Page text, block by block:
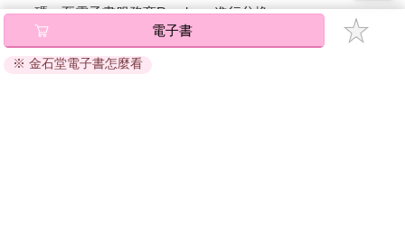
碼』至電子書服務商Readmoo進行兌換。
退換貨須知：
因版權保護，您在金石堂所購買的電子書僅能以金石堂專屬
電子書
※ 金石堂電子書怎麼看